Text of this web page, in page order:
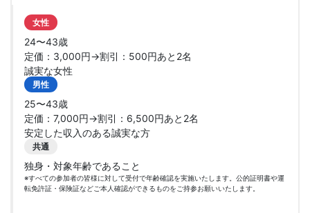
女性
24〜43歳
定価：3,000円→割引：500円あと2名
誠実な女性
男性
25〜43歳
定価：7,000円→割引：6,500円あと2名
安定した収入のある誠実な方
共通
独身・対象年齢であること
※すべての参加者の皆様に対して受付で年齢確認を実施いたします。公的証明書や運
転免許証・保険証などご本人確認ができるものをご持参お願いいたします。